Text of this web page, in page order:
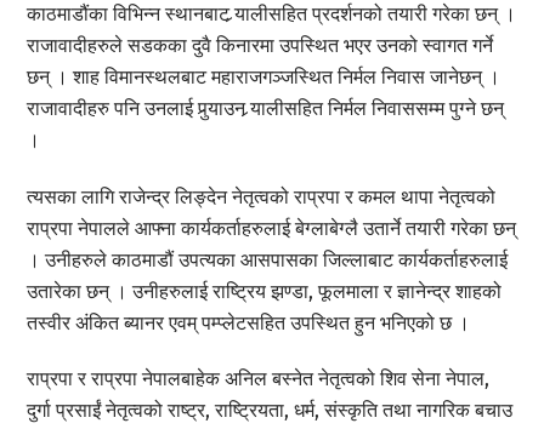
काठमाडौंका विभिन्न स्थानबाट र्‍यालीसहित प्रदर्शनको तयारी गरेका छन् ।
राजावादीहरुले सडकका दुवै किनारमा उपस्थित भएर उनको स्वागत गर्ने
छन् । शाह विमानस्थलबाट महाराजगञ्जस्थित निर्मल निवास जानेछन् ।
राजावादीहरु पनि उनलाई पुर्‍याउन र्‍यालीसहित निर्मल निवाससम्म पुग्ने छन्
।
त्यसका लागि राजेन्द्र लिङ्देन नेतृत्वको राप्रपा र कमल थापा नेतृत्वको
राप्रपा नेपालले आफ्ना कार्यकर्ताहरुलाई बेग्लाबेग्लै उतार्ने तयारी गरेका छन्
। उनीहरुले काठमाडौं उपत्यका आसपासका जिल्लाबाट कार्यकर्ताहरुलाई
उतारेका छन् । उनीहरुलाई राष्ट्रिय झण्डा, फूलमाला र ज्ञानेन्द्र शाहको
तस्वीर अंकित ब्यानर एवम् पम्प्लेटसहित उपस्थित हुन भनिएको छ ।
राप्रपा र राप्रपा नेपालबाहेक अनिल बस्नेत नेतृत्वको शिव सेना नेपाल,
दुर्गा प्रसाईं नेतृत्वको राष्ट्र, राष्ट्रियता, धर्म, संस्कृति तथा नागरिक बचाउ